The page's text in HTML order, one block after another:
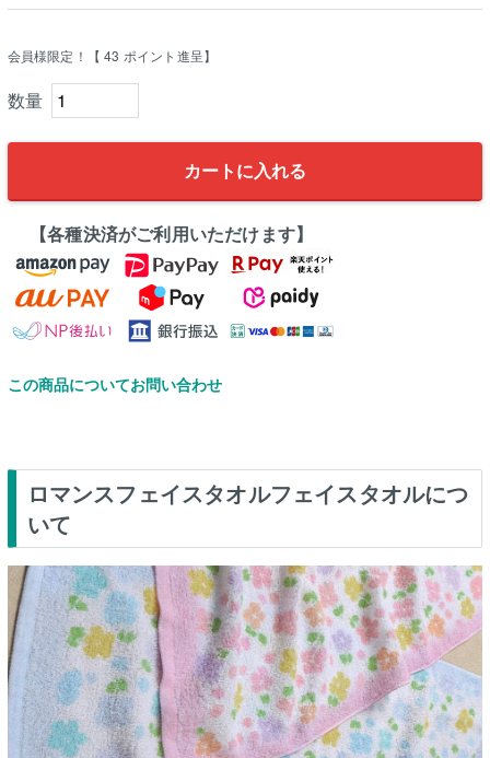
会員様限定！【 43 ポイント進呈】
カートに入れる
【各種決済がご利用いただけます】
この商品についてお問い合わせ
ロマンスフェイスタオルフェイスタオルにつ
いて